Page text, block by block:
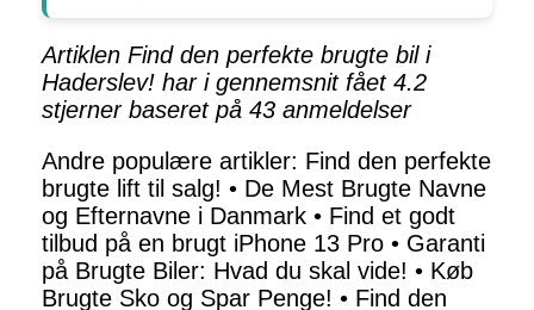
Artiklen Find den perfekte brugte bil i
Haderslev! har i gennemsnit fået 4.2
stjerner baseret på 43 anmeldelser
Andre populære artikler: Find den perfekte
brugte lift til salg! • De Mest Brugte Navne
og Efternavne i Danmark • Find et godt
tilbud på en brugt iPhone 13 Pro • Garanti
på Brugte Biler: Hvad du skal vide! • Køb
Brugte Sko og Spar Penge! • Find den